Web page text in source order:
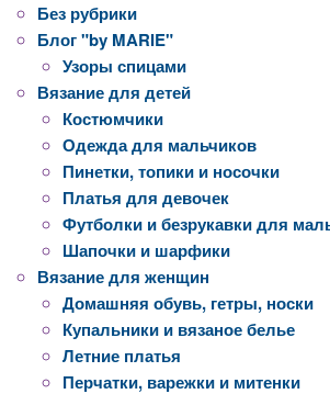
Без рубрики
Блог "by MARIE"
Узоры спицами
Вязание для детей
Костюмчики
Одежда для мальчиков
Пинетки, топики и носочки
Платья для девочек
Футболки и безрукавки для
Шапочки и шарфики
Вязание для женщин
Домашняя обувь, гетры, носки
Купальники и вязаное белье
Летние платья
Перчатки, варежки и митенки